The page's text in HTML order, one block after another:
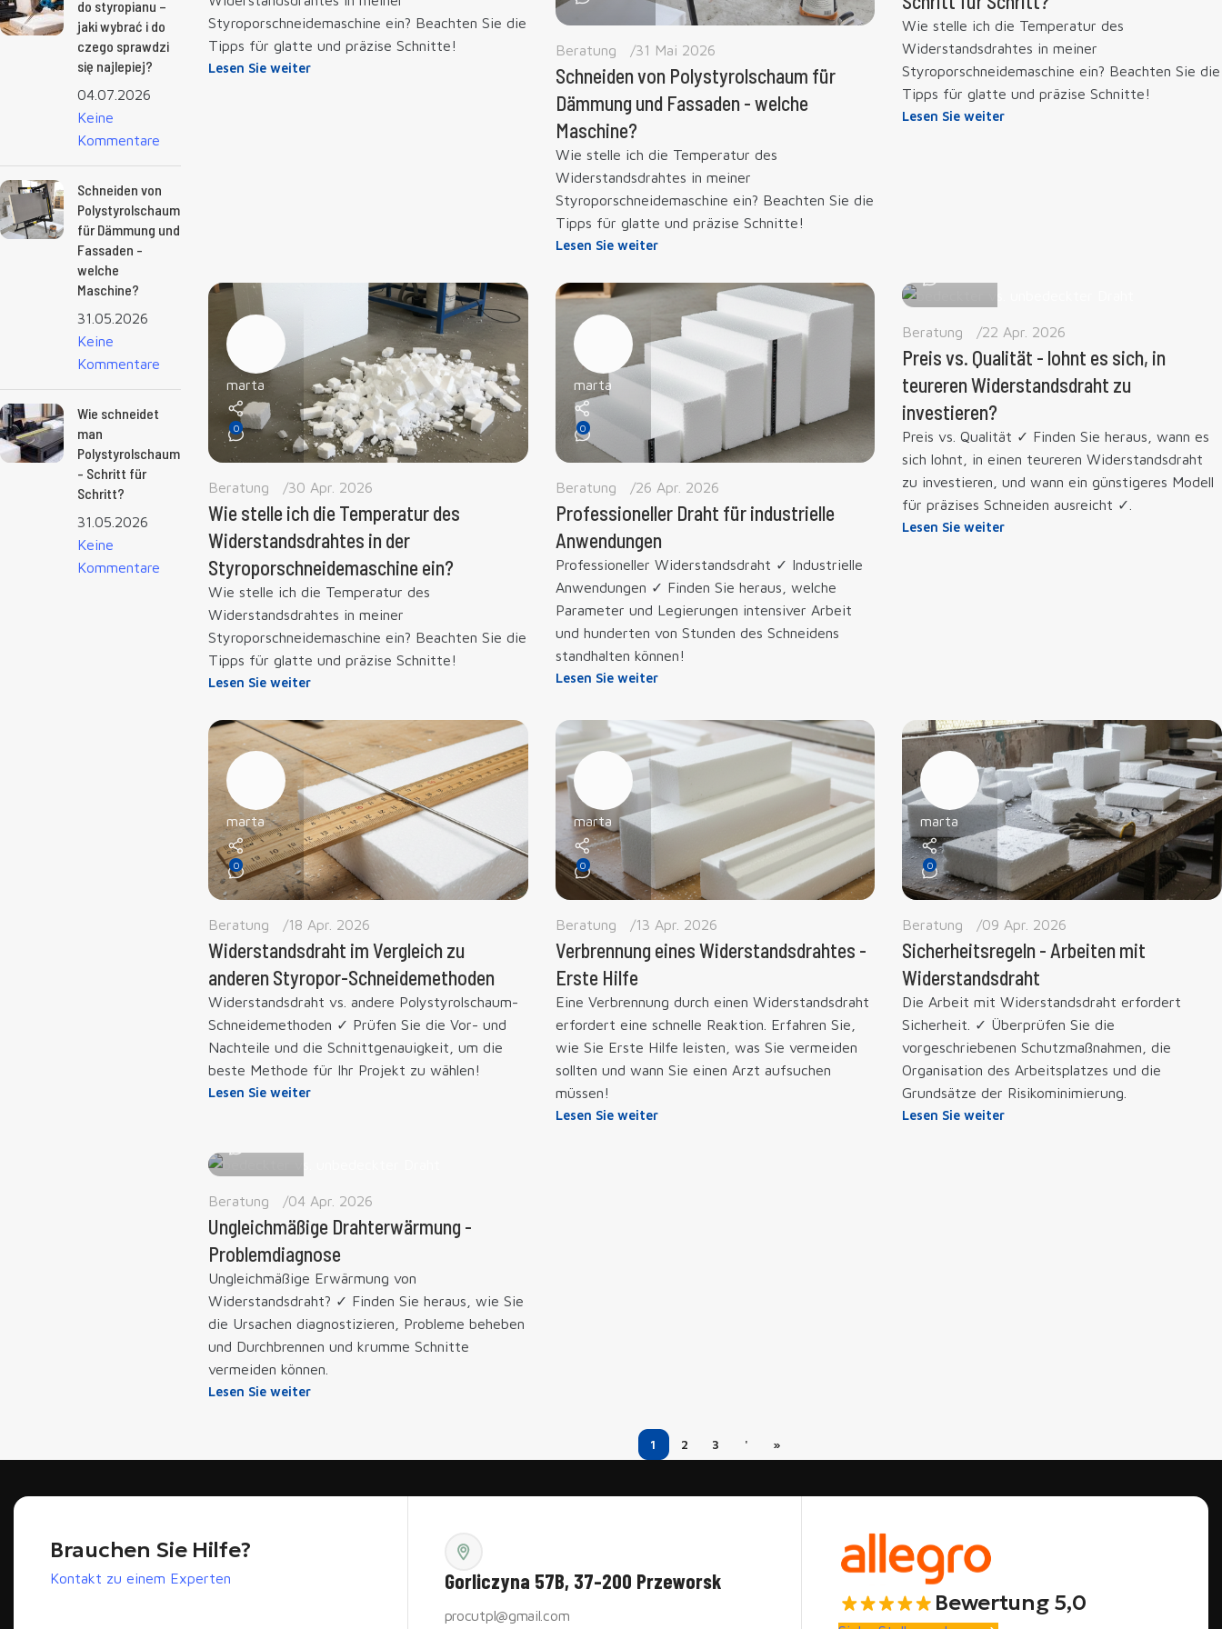
do styropianu –
jaki wybrać i do
czego sprawdzi
się najlepiej?
04.07.2026
Keine
Kommentare
Schneiden von
Polystyrolschaum
für Dämmung und
Fassaden -
welche
Maschine?
31.05.2026
Keine
Kommentare
Wie schneidet
man
Polystyrolschaum
- Schritt für
Schritt?
31.05.2026
Keine
Kommentare
Styroporschneidemaschine ein? Beachten Sie die
Tipps für glatte und präzise Schnitte!
Lesen Sie weiter
Beratung 31 Mai 2026
Schneiden von Polystyrolschaum für
Dämmung und Fassaden - welche
Maschine?
Wie stelle ich die Temperatur des
Widerstandsdrahtes in meiner
Styroporschneidemaschine ein? Beachten Sie die
Tipps für glatte und präzise Schnitte!
Lesen Sie weiter
Wie stelle ich die Temperatur des
Widerstandsdrahtes in meiner
Styroporschneidemaschine ein? Beachten Sie die
Tipps für glatte und präzise Schnitte!
Lesen Sie weiter
marta
0
Beratung 30 Apr. 2026
Wie stelle ich die Temperatur des
Widerstandsdrahtes in der
Styroporschneidemaschine ein?
Wie stelle ich die Temperatur des
Widerstandsdrahtes in meiner
Styroporschneidemaschine ein? Beachten Sie die
Tipps für glatte und präzise Schnitte!
Lesen Sie weiter
marta
0
Beratung 26 Apr. 2026
Professioneller Draht für industrielle
Anwendungen
Professioneller Widerstandsdraht ✓ Industrielle
Anwendungen ✓ Finden Sie heraus, welche
Parameter und Legierungen intensiver Arbeit
und hunderten von Stunden des Schneidens
standhalten können!
Lesen Sie weiter
Beratung 22 Apr. 2026
Preis vs. Qualität - lohnt es sich, in
teureren Widerstandsdraht zu
investieren?
Preis vs. Qualität ✓ Finden Sie heraus, wann es
sich lohnt, in einen teureren Widerstandsdraht
zu investieren, und wann ein günstigeres Modell
für präzises Schneiden ausreicht ✓.
Lesen Sie weiter
marta
0
Beratung 18 Apr. 2026
Widerstandsdraht im Vergleich zu
anderen Styropor-Schneidemethoden
Widerstandsdraht vs. andere Polystyrolschaum-
Schneidemethoden ✓ Prüfen Sie die Vor- und
Nachteile und die Schnittgenauigkeit, um die
beste Methode für Ihr Projekt zu wählen!
Lesen Sie weiter
marta
0
Beratung 13 Apr. 2026
Verbrennung eines Widerstandsdrahtes -
Erste Hilfe
Eine Verbrennung durch einen Widerstandsdraht
erfordert eine schnelle Reaktion. Erfahren Sie,
wie Sie Erste Hilfe leisten, was Sie vermeiden
sollten und wann Sie einen Arzt aufsuchen
müssen!
Lesen Sie weiter
marta
0
Beratung 09 Apr. 2026
Sicherheitsregeln - Arbeiten mit
Widerstandsdraht
Die Arbeit mit Widerstandsdraht erfordert
Sicherheit. ✓ Überprüfen Sie die
vorgeschriebenen Schutzmaßnahmen, die
Organisation des Arbeitsplatzes und die
Grundsätze der Risikominimierung.
Lesen Sie weiter
marta
Beratung 04 Apr. 2026
Ungleichmäßige Drahterwärmung -
Problemdiagnose
Ungleichmäßige Erwärmung von
Widerstandsdraht? ✓ Finden Sie heraus, wie Sie
die Ursachen diagnostizieren, Probleme beheben
und Durchbrennen und krumme Schnitte
vermeiden können.
Lesen Sie weiter
1 2 3 ' »
Brauchen Sie Hilfe?
Kontakt zu einem Experten Gorliczyna 57B, 37-200 Przeworsk
procutpl@gmail.com Bewertung 5,0